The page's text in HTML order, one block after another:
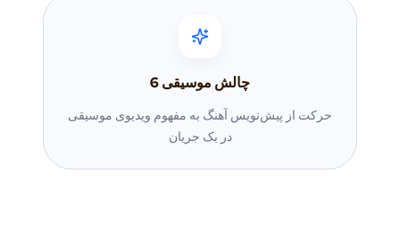
چالش موسیقی6
حرکت از پیش‌نویس آهنگ به مفهوم ویدیوی موسیقی
در یک جریان